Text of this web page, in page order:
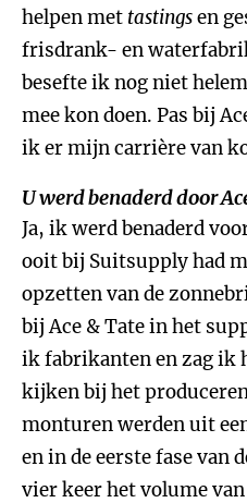
helpen met tastingsen
frisdrank- en
besefte ik nog niet
mee kon doen. Pas bij
ik er mijn carrière van
U werd benaderd door
Ja, ik werd benaderd
ooit bij Suitsupply had
opzetten van de
bij Ace & Tate in het
ik fabrikanten en zag ik
kijken bij het
monturen werden uit
en in de eerste fase van
vier keer het volume